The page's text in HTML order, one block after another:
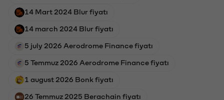
14 Mart 2024 Blur fiyatı
14 march 2024 Blur fiyatı
5 july 2026 Aerodrome Finance fiyatı
5 Temmuz 2026 Aerodrome Finance fiyatı
1 august 2026 Bonk fiyatı
26 Temmuz 2025 Berachain fiyatı